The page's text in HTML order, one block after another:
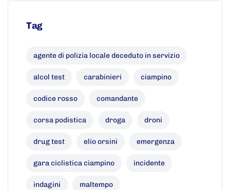
Tag
agente di polizia locale deceduto in servizio
alcol test carabinieri ciampino
codice rosso comandante
corsa podistica droga droni
drug test elio orsini emergenza
gara ciclistica ciampino incidente
indagini maltempo